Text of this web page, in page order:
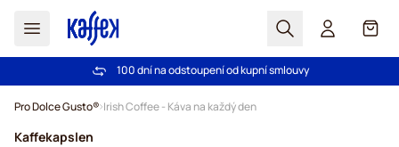
Hledat Košík
Bezplatná doprava nad 1000,00Kč
100 dní na odstoupení od kupní smlouvy
Pro Dolce Gusto® Irish Coffee - Káva na každý den
Kaffekapslen